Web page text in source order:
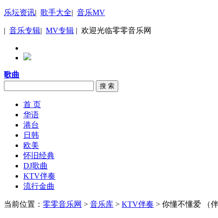
乐坛资讯| 歌手大全| 音乐MV
| 音乐专辑| MV专辑 | 欢迎光临零零音乐网
歌曲
搜 索
首 页
华语
港台
日韩
欧美
怀旧经典
DJ歌曲
KTV伴奏
流行金曲
当前位置： 零零音乐网 > 音乐库 > KTV伴奏 > 你懂不懂爱 （